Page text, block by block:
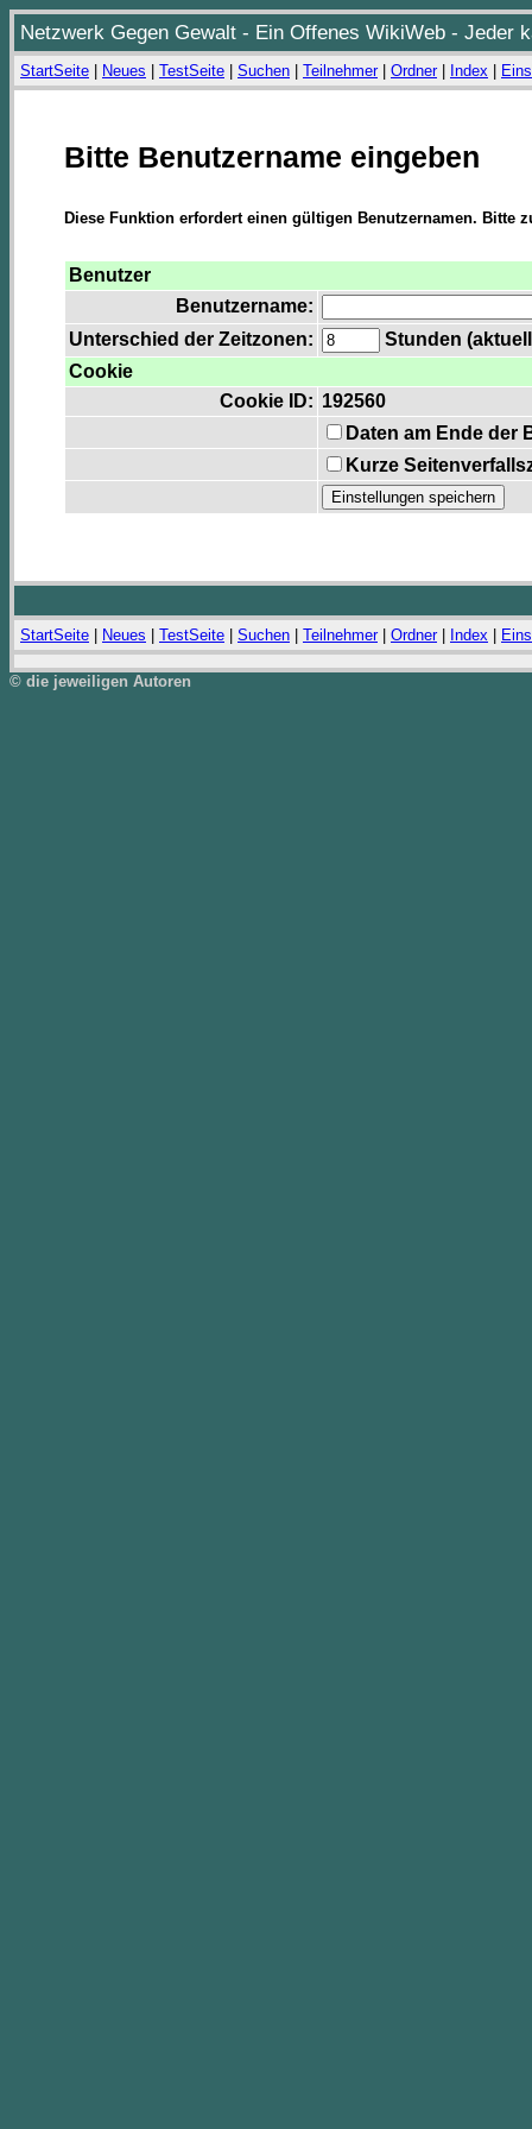
Netzwerk Gegen Gewalt - Ein Offenes WikiWeb - Jeder
StartSeite Neues TestSeite Suchen Teilnehmer| Ordner| Index
Bitte Benutzername eingeben
Diese Funktion erfordert einen gültigen Benutzernamen. Bitte
Benutzer
Benutzername:
Unterschied der Zeitzonen:
Stunden
Cookie
Cookie ID: 192560
Daten am Ende der
Kurze
StartSeite Neues TestSeite Suchen Teilnehmer| Ordner| Index
© die jeweiligen Autoren